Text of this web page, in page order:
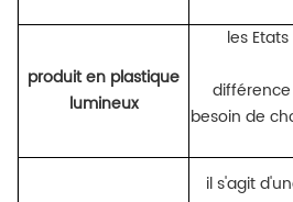
produit en plastique
lumineux
les Etats
besoin de
il s'agit